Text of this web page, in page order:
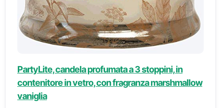
PartyLite, candela profumata a 3 stoppini, in
contenitore in vetro, con fragranza marshmallow
vaniglia